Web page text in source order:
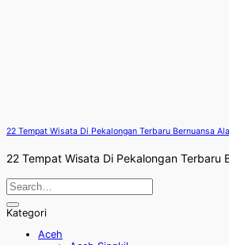
22 Tempat Wisata Di Pekalongan Terbaru Bernuansa
22 Tempat Wisata Di Pekalongan Terbaru
Kategori
Aceh